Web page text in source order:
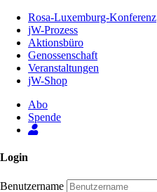
Inhalt
Seite
Rosa-Luxemburg-Konferenz
jW-Prozess
Aktionsbüro
Genossenschaft
Veranstaltungen
jW-Shop
Abo
Spende
Login
Benutzername